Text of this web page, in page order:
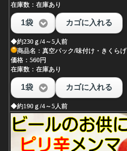
在庫数：在庫あり
1袋 カゴに入れる
◆約230ｇ/4～5人前
商品名：真空パック/味付け・きくらげ
価格：560円
在庫数：在庫あり
1袋 カゴに入れる
◆約190ｇ/4～5人前